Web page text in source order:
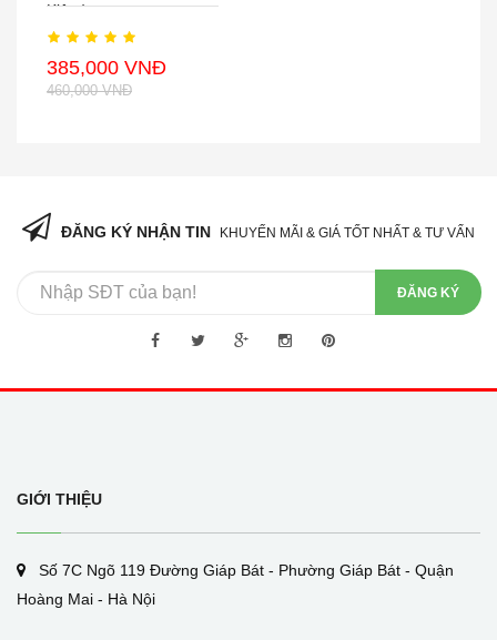
Kiệm)
385,000 VNĐ
460,000 VNĐ
ĐĂNG KÝ NHẬN TIN KHUYẾN MÃI & GIÁ TỐT NHẤT & TƯ VẤN
ĐĂNG KÝ
GIỚI THIỆU
Số 7C Ngõ 119 Đường Giáp Bát - Phường Giáp Bát - Quận
Hoàng Mai - Hà Nội